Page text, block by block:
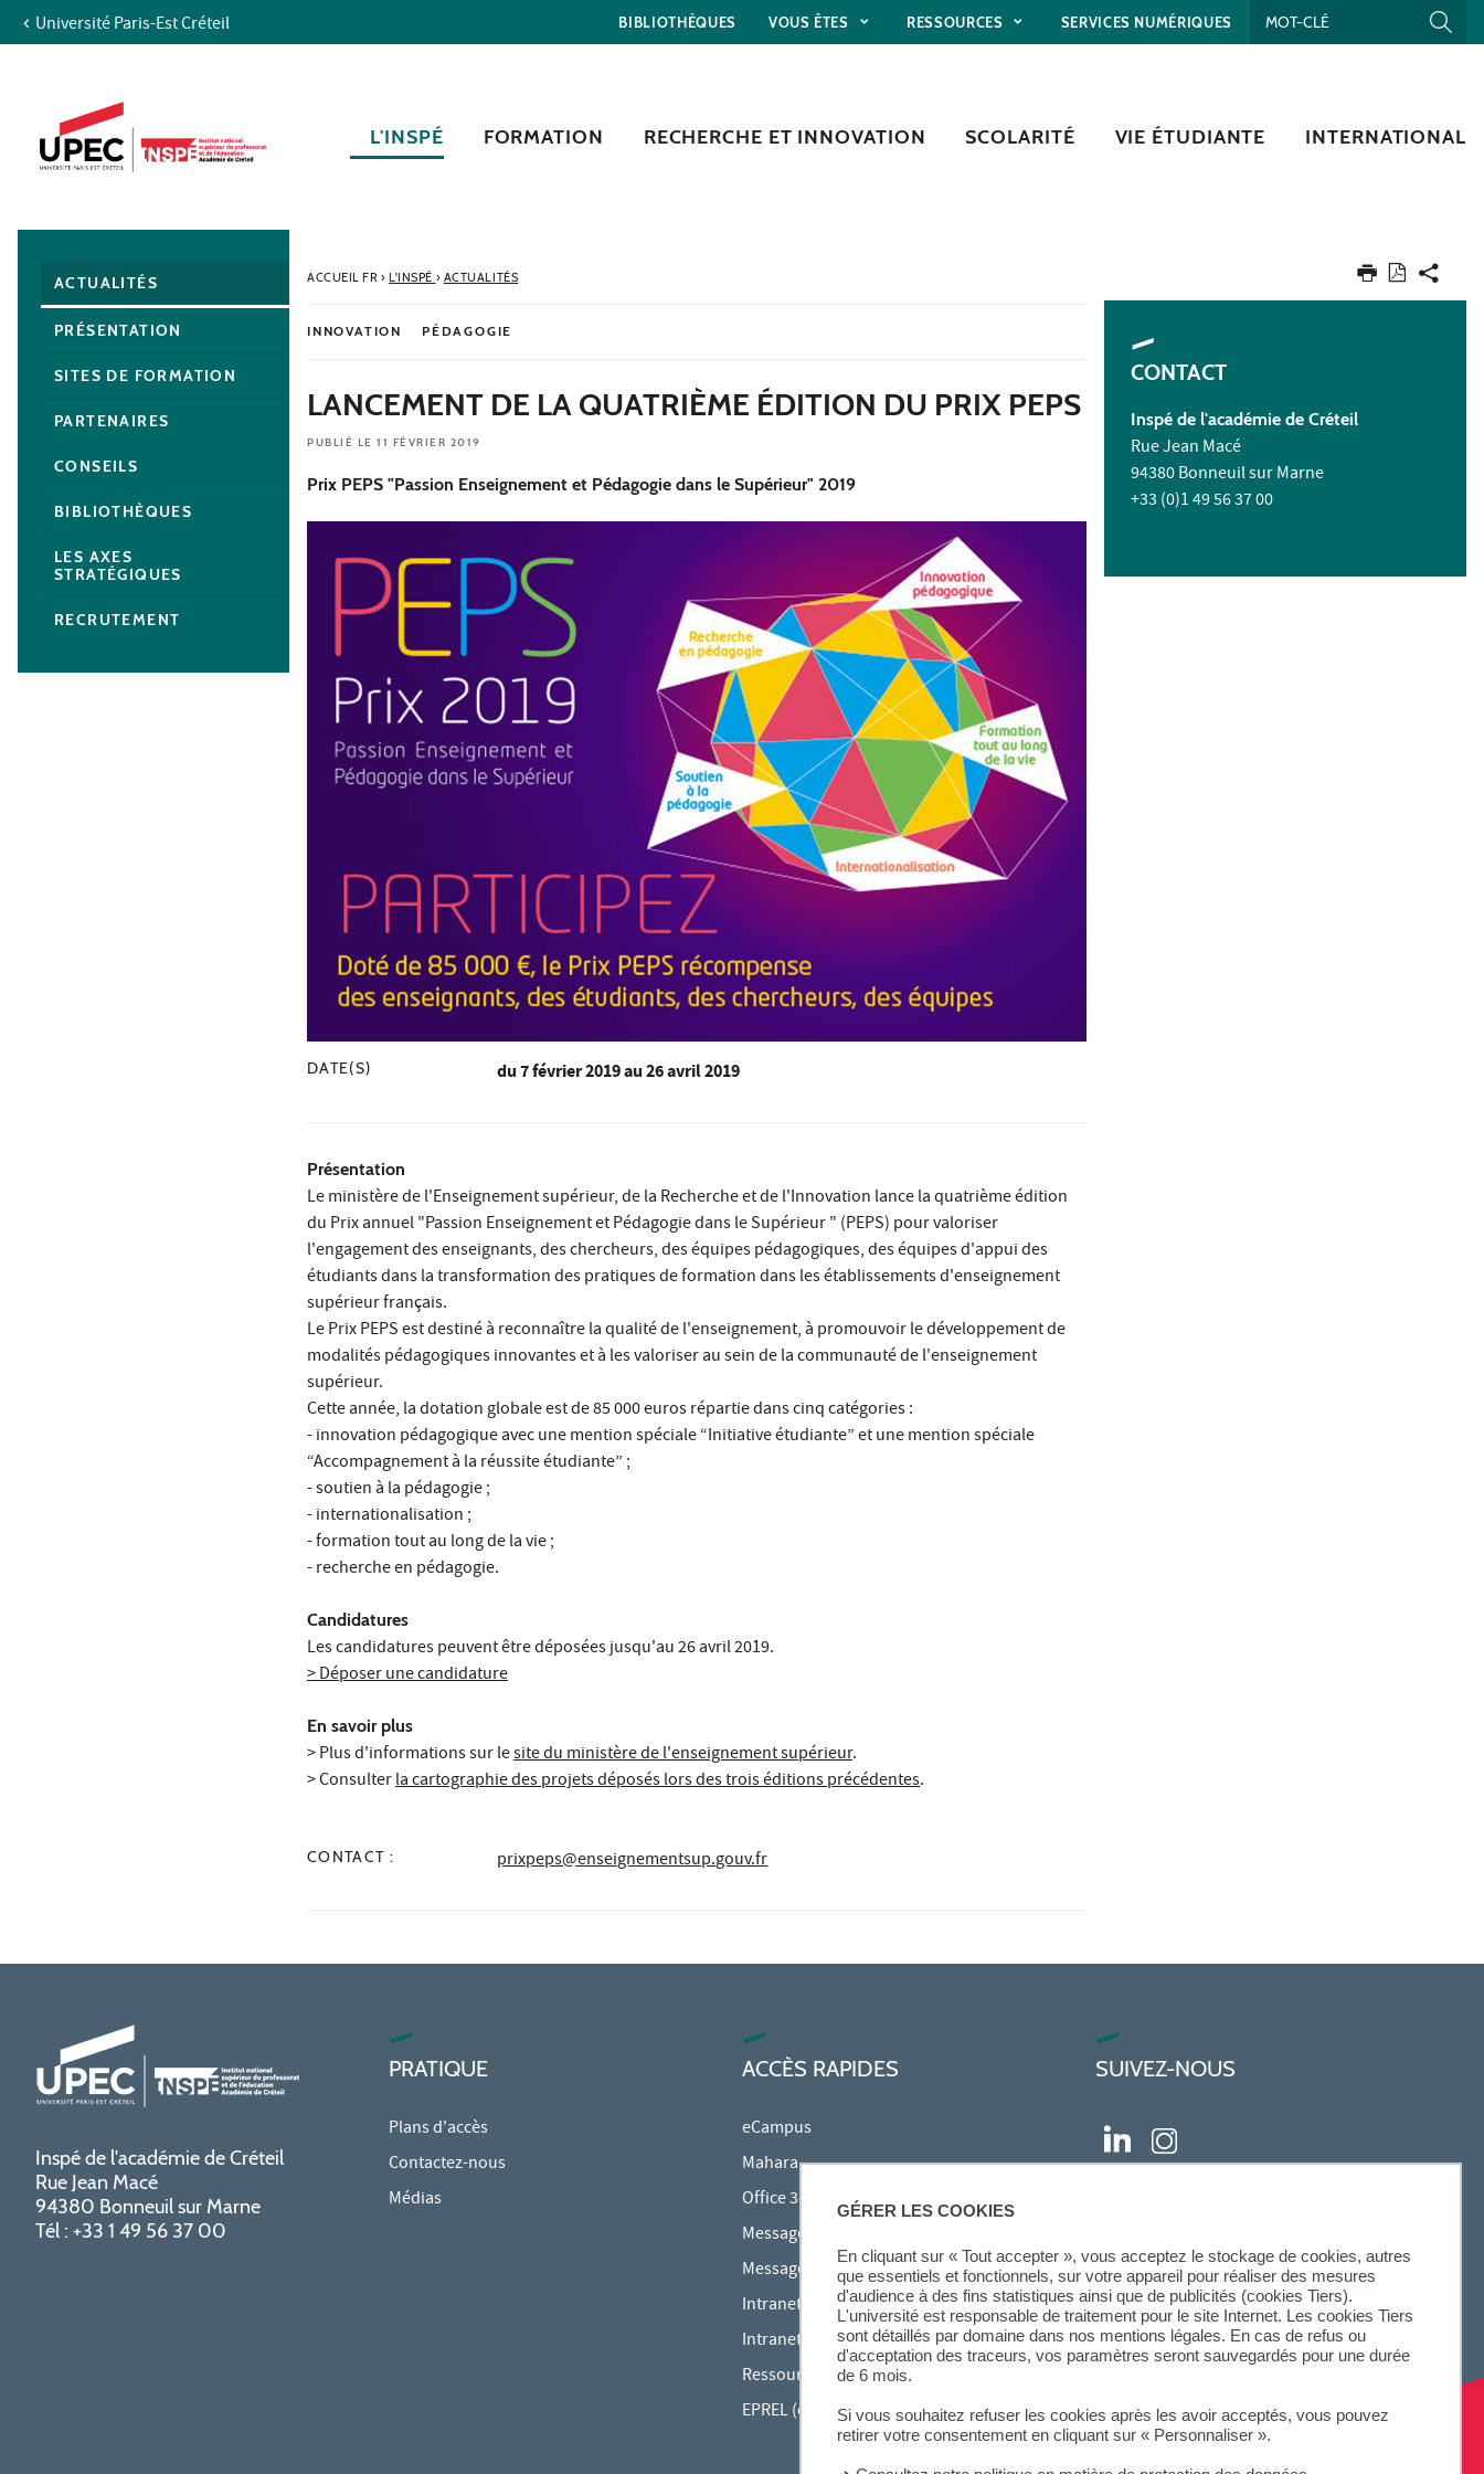
GÉRER LES COOKIES
En cliquant sur « Tout accepter », vous acceptez le stockage de cookies, autres
que essentiels et fonctionnels, sur votre appareil pour réaliser des mesures
d'audience à des fins statistiques ainsi que de publicités (cookies Tiers).
L'université est responsable de traitement pour le site Internet. Les cookies Tiers
sont détaillés par domaine dans nos mentions légales. En cas de refus ou
d'acceptation des traceurs, vos paramètres seront sauvegardés pour une durée
de 6 mois.
Si vous souhaitez refuser les cookies après les avoir acceptés, vous pouvez
retirer votre consentement en cliquant sur « Personnaliser ».
Aller au contenu
Recherche
Navigation secondaire
Université Paris-Est Créteil BIBLIOTHÈQUES VOUS ÊTES RESSOURCES SERVICES NUMÉRIQUES
L'INSPÉ FORMATION RECHERCHE ET INNOVATION SCOLARITÉ VIE ÉTUDIANTE INTERNATIONAL
ACCUEIL FR› L'INSPÉ › ACTUALITÉS
INNOVATION PÉDAGOGIE
LANCEMENT DE LA QUATRIÈME ÉDITION DU PRIX PEPS
PUBLIÉ LE 11 FÉVRIER 2019
Prix PEPS "Passion Enseignement et Pédagogie dans le Supérieur" 2019
DATE(S) du7 février 2019au 26 avril 2019
Présentation
Le ministère de l'Enseignement supérieur, de la Recherche et de l'Innovation lance la quatrième édition
du Prix annuel "Passion Enseignement et Pédagogie dans le Supérieur " (PEPS) pour valoriser
l'engagement des enseignants, des chercheurs, des équipes pédagogiques, des équipes d'appui des
étudiants dans la transformation des pratiques de formation dans les établissements d'enseignement
supérieur français.
Le Prix PEPS est destiné à reconnaître la qualité de l'enseignement, à promouvoir le développement de
modalités pédagogiques innovantes et à les valoriser au sein de la communauté de l'enseignement
supérieur.
Cette année, la dotation globale est de 85 000 euros répartie dans cinq catégories :
- innovation pédagogique avec une mention spéciale “Initiative étudiante” et une mention spéciale
“Accompagnement à la réussite étudiante” ;
- soutien à la pédagogie ;
- internationalisation ;
- formation tout au long de la vie ;
- recherche en pédagogie.
Candidatures
Les candidatures peuvent être déposées jusqu'au 26 avril 2019.
> Déposer une candidature
En savoir plus
> Plus d'informations sur lesite du ministère de l'enseignement supérieur.
> Consulterla cartographie des projets déposés lors des trois éditions précédentes.
CONTACT : prixpeps@enseignementsup.gouv.fr
CONTACT
Inspé de l'académie de Créteil
Rue Jean Macé
94380 Bonneuil sur Marne
+33 (0)1 49 56 37 00
ACTUALITÉS
PRÉSENTATION
SITES DE FORMATION
PARTENAIRES
CONSEILS
BIBLIOTHÈQUES
LES AXES
STRATÉGIQUES
RECRUTEMENT
Inspé de l'académie de Créteil
Rue Jean Macé
94380 Bonneuil sur Marne
Tél : +33 1 49 56 37 00
PRATIQUE
Plans d'accès
Contactez-nous
Médias
ACCÈS RAPIDES
eCampus
Mahara
Office 365
Messagerie des étudiants
Messagerie des personnels
Intranet Inspé
Intranet UPEC
Ressources audiovisuelles Inspé
EPREL (cours en ligne)
SUIVEZ-NOUS